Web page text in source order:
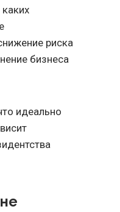
риска
бизнеса
идеально